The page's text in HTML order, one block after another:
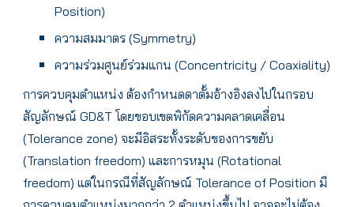
Position)
ความสมมาตร (Symmetry)
ความร่วมศูนย์ร่วมแกน (Concentricity / Coaxiality)
การควบคุมตำแหน่ง ต้องกำหนดดาตั้มอ้างอิงลงไปในกรอบ
สัญลักษณ์ GD&T โดยขอบเขตพิกัดความคลาดเคลื่อน
(Tolerance zone) จะมีอิสระทั้งระดับของการขยับ
(Translation freedom) และการหมุน (Rotational
freedom) แต่ในกรณีที่สัญลักษณ์ Tolerance of Position มี